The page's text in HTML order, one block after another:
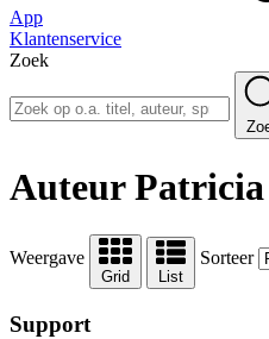
App
Klantenservice
Zoek
Auteur Patricia
Weergave
Grid List
Sorteer
Support